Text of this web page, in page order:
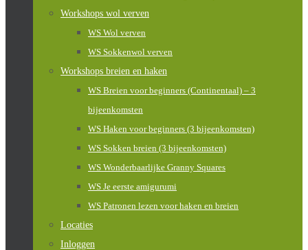
Workshops wol verven
WS Wol verven
WS Sokkenwol verven
Workshops breien en haken
WS Breien voor beginners (Continentaal) – 3
bijeenkomsten
WS Haken voor beginners (3 bijeenkomsten)
WS Sokken breien (3 bijeenkomsten)
WS Wonderbaarlijke Granny Squares
WS Je eerste amigurumi
WS Patronen lezen voor haken en breien
Locaties
Inloggen